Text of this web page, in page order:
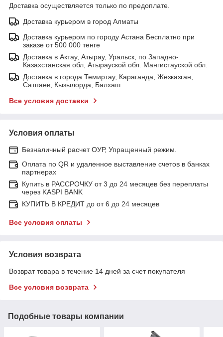
Доставка осуществляется только по предоплате.
Доставка курьером в город Алматы
Доставка курьером по городу Астана Бесплатно при
заказе от 500 000 тенге
Доставка в Актау, Атырау, Уральск, по Западно-
Казахстанская обл, Атырауской обл. Мангистауской обл.
Доставка в города Темиртау, Караганда, Жезказган,
Сатпаев, Кызылорда, Балхаш
Все условия доставки
Условия оплаты
Безналичный расчет ОУР, Упращенный режим.
Оплата по QR и удаленное выставление счетов в банках
партнерах
Купить в РАССРОЧКУ от 3 до 24 месяцев без переплаты
через KASPI BANK
КУПИТЬ В КРЕДИТ до от 6 до 24 месяцев
Все условия оплаты
Условия возврата
Возврат товара в течение 14 дней за счет покупателя
Все условия возврата
Подобные товары компании